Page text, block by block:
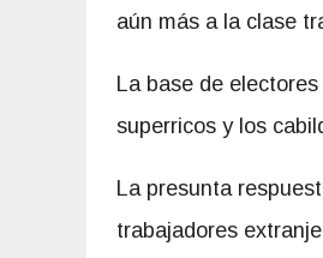
aún más a la clase
La base de
superricos y los
La presunta
trabajadores